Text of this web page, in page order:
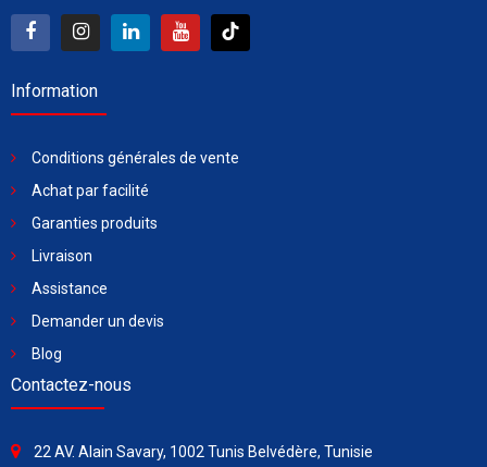
Information
Conditions générales de vente
Achat par facilité
Garanties produits
Livraison
Assistance
Demander un devis
Blog
Contactez-nous
22 AV. Alain Savary, 1002 Tunis Belvédère, Tunisie